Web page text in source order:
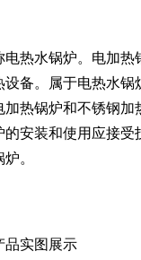
热水锅炉。电加
备。属于电热水锅
热锅炉和不锈钢
安装和使用应接
。
品实图展示